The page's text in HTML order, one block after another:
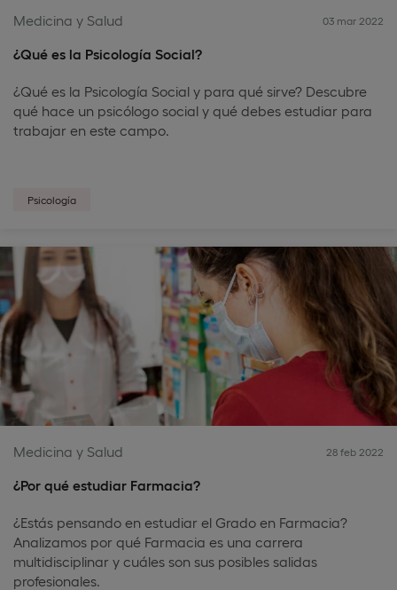
Medicina y Salud 03 mar 2022
¿Qué es la Psicología Social?
¿Qué es la Psicología Social y para qué sirve? Descubre
qué hace un psicólogo social y qué debes estudiar para
trabajar en este campo.
Psicología
Medicina y Salud 28 feb 2022
¿Por qué estudiar Farmacia?
¿Estás pensando en estudiar el Grado en Farmacia?
Analizamos por qué Farmacia es una carrera
multidisciplinar y cuáles son sus posibles salidas
profesionales.